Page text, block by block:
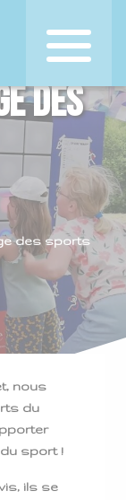
–
des
des sports
nous
du
sport !
ils se